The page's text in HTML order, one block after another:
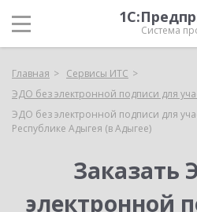
Система
Главная
Сервисы ИТС
ЭДО без электронной подписи для
ЭДО без электронной подписи для
Республике Адыгея (в Адыгее)
Заказать
электронной